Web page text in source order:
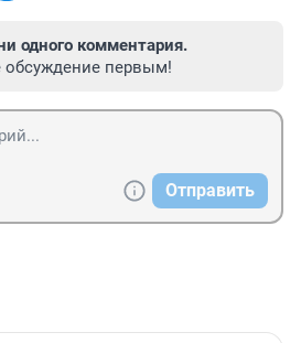
одного комментария.
обсуждение первым!
Отправить